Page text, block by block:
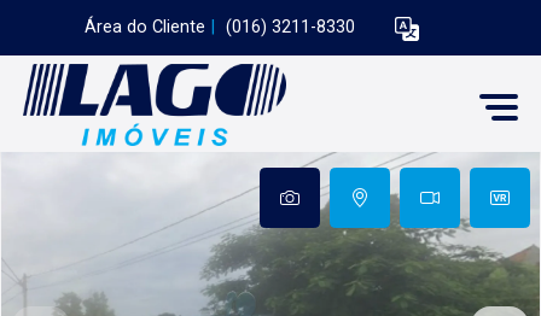
Área do Cliente (016) 3211-8330